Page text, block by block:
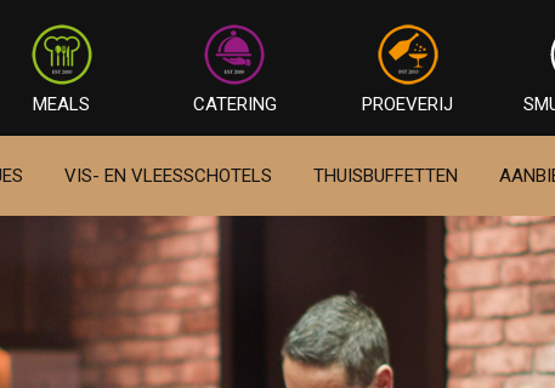
MEALS CATERING PROEVERIJ
VIS- EN VLEESSCHOTELS THUISBUFFETTEN